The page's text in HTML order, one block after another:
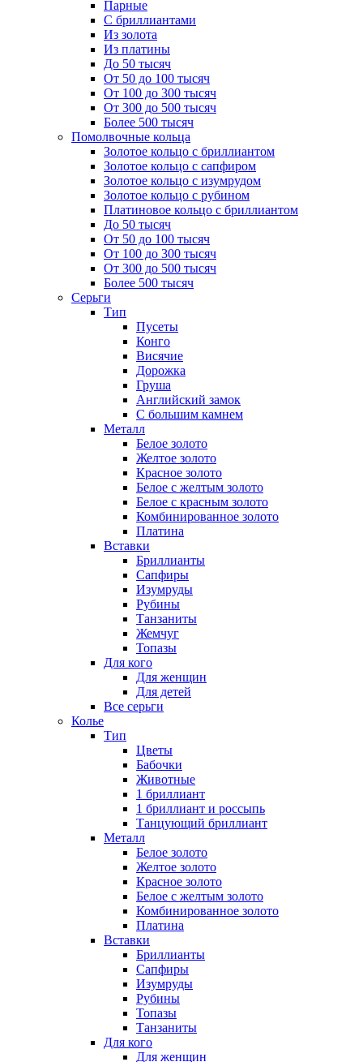
Парные
С бриллиантами
Из золота
Из платины
До 50 тысяч
От 50 до 100 тысяч
От 100 до 300 тысяч
От 300 до 500 тысяч
Более 500 тысяч
Помолвочные кольца
Золотое кольцо с бриллиантом
Золотое кольцо с сапфиром
Золотое кольцо с изумрудом
Золотое кольцо с рубином
Платиновое кольцо с бриллиантом
До 50 тысяч
От 50 до 100 тысяч
От 100 до 300 тысяч
От 300 до 500 тысяч
Более 500 тысяч
Серьги
Тип
Пусеты
Конго
Висячие
Дорожка
Груша
Английский замок
С большим камнем
Металл
Белое золото
Желтое золото
Красное золото
Белое с желтым золото
Белое с красным золото
Комбинированное золото
Платина
Вставки
Бриллианты
Сапфиры
Изумруды
Рубины
Танзаниты
Жемчуг
Топазы
Для кого
Для женщин
Для детей
Все серьги
Колье
Тип
Цветы
Бабочки
Животные
1 бриллиант
1 бриллиант и россыпь
Танцующий бриллиант
Металл
Белое золото
Желтое золото
Красное золото
Белое с желтым золото
Комбинированное золото
Платина
Вставки
Бриллианты
Сапфиры
Изумруды
Рубины
Топазы
Танзаниты
Для кого
Для женщин